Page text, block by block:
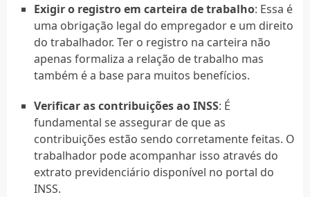
Exigir o registro em carteira de trabalho: Essa é
uma obrigação legal do empregador e um direito
do trabalhador. Ter o registro na carteira não
apenas formaliza a relação de trabalho mas
também é a base para muitos benefícios.
Verificar as contribuições ao INSS: É
fundamental se assegurar de que as
contribuições estão sendo corretamente feitas. O
trabalhador pode acompanhar isso através do
extrato previdenciário disponível no portal do
INSS.